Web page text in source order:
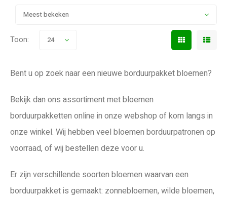
Meest bekeken
Toon: 24
Bent u op zoek naar een nieuwe borduurpakket bloemen?
Bekijk dan ons assortiment met bloemen
borduurpakketten online in onze webshop of kom langs in
onze winkel. Wij hebben veel bloemen borduurpatronen op
voorraad, of wij bestellen deze voor u.
Er zijn verschillende soorten bloemen waarvan een
borduurpakket is gemaakt: zonnebloemen, wilde bloemen,